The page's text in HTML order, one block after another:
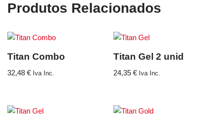
Produtos Relacionados
Titan Combo
32,48 € Iva Inc.
Titan Gel 2 unid
24,35€ Iva Inc.